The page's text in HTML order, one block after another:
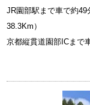
JR園部駅まで車で約49
京都縦貫道園部ICまで